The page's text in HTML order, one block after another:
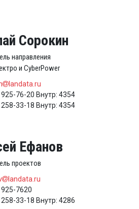
Сорокин
направления
и CyberPower
landata.ru
76-20 Внутр: 4354
33-18 Внутр: 4354
Ефанов
проектов
landata.ru
7620
33-18 Внутр: 4286